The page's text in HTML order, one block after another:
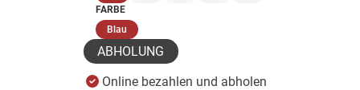
FARBE
Blau(ausgewählt)
ABHOLUNG
Online bezahlen und abholen